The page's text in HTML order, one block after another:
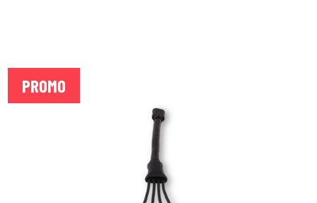
PROMO